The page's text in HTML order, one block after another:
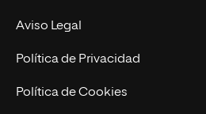
Experto Universitario
Postgrados
Cursos Universitarios
Nuestro Equipo
Trabaja en UNIR
Actualidad
Aviso Legal
Política de Privacidad
Política de Cookies